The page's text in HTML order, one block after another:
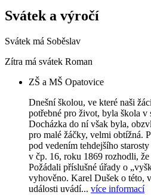
Svátek a výročí
Svátek má Soběslav
Zítra má svátek Roman
ZŠ a MŠ Opatovice
Dnešní školou, ve které naši
potřebné pro život, byla škola v
Docházka do ní však byla,
pro malé žáčky, velmi obtížná.
pod vedením tehdejšího
v čp. 16, roku 1869 rozhodli,
Požádali příslušné úřady o
vyhověno. Karel Dušek o této,
události uvádí... více informací